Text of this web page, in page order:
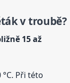
v troubě?
15 až
Při této